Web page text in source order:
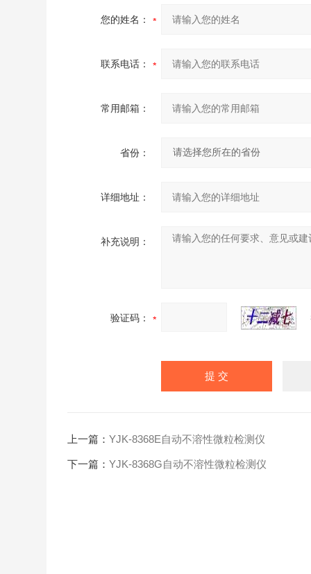
您的姓名：
联系电话：
常用邮箱：
省份：
详细地址：
补充说明：
验证码：
上一篇：YJK-8368E自动不溶性微粒检测仪
下一篇：YJK-8368G自动不溶性微粒检测仪